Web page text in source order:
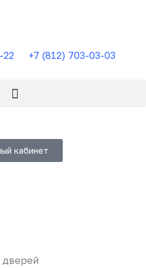
22
+7 (812) 703-03-03
кабинет